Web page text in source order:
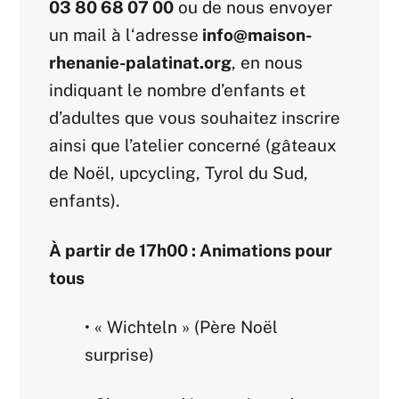
03 80 68 07 00 ou de nous envoyer
un mail à l‘adresse info@maison-
rhenanie-palatinat.org, en nous
indiquant le nombre d’enfants et
d’adultes que vous souhaitez inscrire
ainsi que l’atelier concerné (gâteaux
de Noël, upcycling, Tyrol du Sud,
enfants).
À partir de 17h00 : Animations pour
tous
• « Wichteln » (Père Noël
surprise)